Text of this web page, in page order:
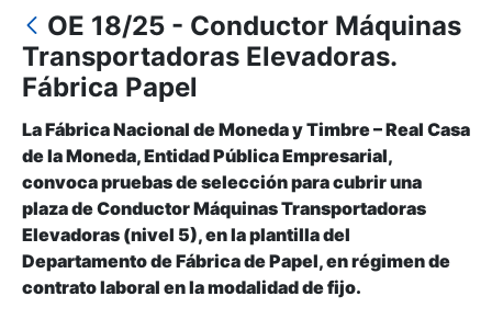
Show/Hide
Show/Hide
OE 18/25 - Conductor Máquinas
Transportadoras Elevadoras.
Fábrica Papel
La Fábrica Nacional de Moneda y Timbre – Real Casa
de la Moneda, Entidad Pública Empresarial,
convoca pruebas de selección para cubrir una
plaza de Conductor Máquinas Transportadoras
Elevadoras (nivel 5), en la plantilla del
Departamento de Fábrica de Papel, en régimen de
contrato laboral en la modalidad de fijo.